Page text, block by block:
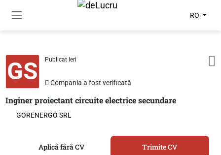
RO
GS Publicat Ieri
Compania a fost verificată
Inginer proiectant circuite electrice secundare
GORENERGO SRL
Aplică fără CV Trimite CV